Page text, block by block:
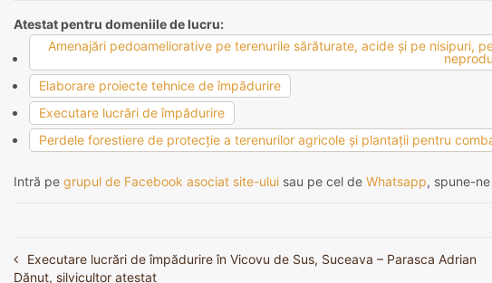
Atestat pentru domeniile de lucru:
Amenajări pedoameliorative pe terenurile sărăturate, acide şi pe nisipuri,
Elaborare proiecte tehnice de împădurire
Executare lucrări de împădurire
Perdele forestiere de protecţie a terenurilor agricole şi plantaţii pentru
Intră pe grupul de Facebook asociat site-ului sau pe cel de Whatsapp, spune-
Navigare
Executare lucrări de împădurire în Vicovu de Sus, Suceava – Parasca Adrian
Dănuț, silvicultor atestat